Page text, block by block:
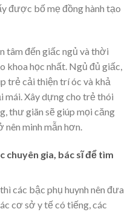
được bố mẹ đồng hành tạo
tâm đến giấc ngủ và thời
khoa học nhất. Ngủ đủ giấc,
trẻ cải thiện trí óc và khả
mái. Xây dựng cho trẻ thói
thư giãn sẽ giúp mọi căng
minh mẫn hơn.
chuyên gia, bác sĩ để tìm
các bậc phụ huynh nên đưa
cơ sở y tế có tiếng, các